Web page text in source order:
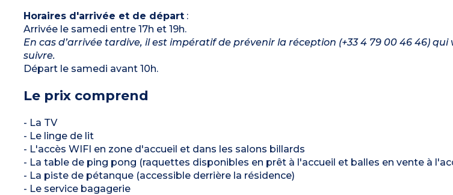
Horaires d'arrivée et de départ:
Arrivée le samedi entre 17h et 19h.
En cas d’arrivée tardive, il est impératif de prévenir la réception (+33 4 79 00 46 46)
suivre.
Départ le samedi avant 10h.
Le prix comprend
- La TV
- Le linge de lit
- L'accès WIFI en zone d'accueil et dans les salons billards
- La table de ping pong (raquettes disponibles en prêt à l'accueil et balles en vente à
- La piste de pétanque (accessible derrière la résidence)
- Le service bagagerie